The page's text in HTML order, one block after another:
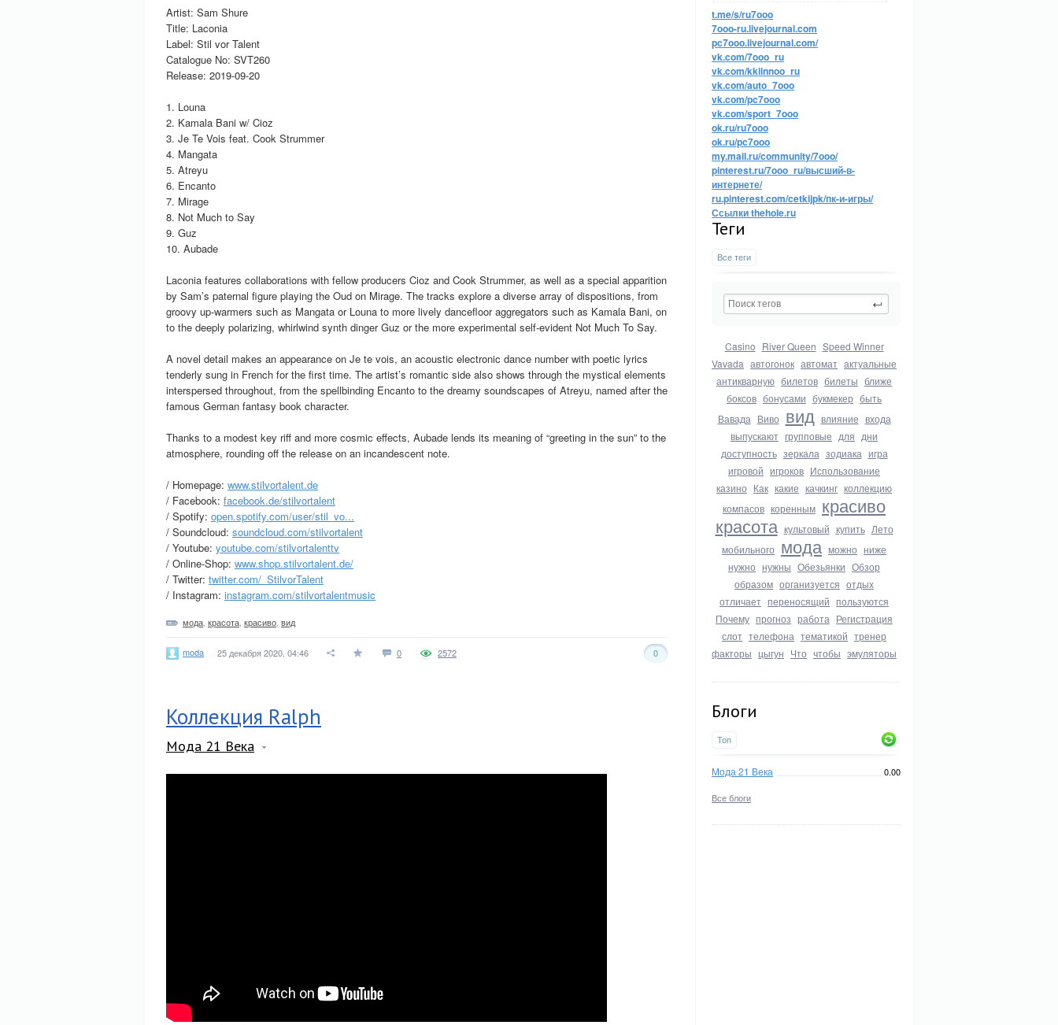
t.me/s/ru7ooo
7ooo-ru.livejournal.com
pc7ooo.livejournal.com/
vk.com/7ooo_ru
vk.com/kkiinnoo_ru
vk.com/auto_7ooo
vk.com/pc7ooo
vk.com/sport_7ooo
ok.ru/ru7ooo
ok.ru/pc7ooo
my.mail.ru/community/7ooo/
pinterest.ru/7ooo_ru/высший-в-
интернете/
ru.pinterest.com/cetkijpk/пк-и-игры/
Ссылки thehole.ru
Теги
Все теги
Casino River Queen Speed Winner
Vavada автогонок автомат актуальные
антикварную билетов билеты ближе
боксов бонусами букмекер быть
Вавада Виво вид влияние входа
выпускают групповые для дни
доступность зеркала зодиака игра
игровой игроков Использование
казино Как какие качкинг коллекцию
компасов коренным красиво
красота культовый купить Лето
мобильного мода можно ниже
нужно нужны Обезьянки Обзор
образом организуется отдых
отличает переносящий пользуются
Почему прогноз работа Регистрация
слот телефона тематикой тренер
факторы цыгун Что чтобы эмуляторы
Блоги
Топ
Мода 21 Века 0.00
Все блоги
Artist: Sam Shure
Title: Laconia
Label: Stil vor Talent
Catalogue No: SVT260
Release: 2019-09-20
1. Louna
2. Kamala Bani w/ Cioz
3. Je Te Vois feat. Cook Strummer
4. Mangata
5. Atreyu
6. Encanto
7. Mirage
8. Not Much to Say
9. Guz
10. Aubade
Laconia features collaborations with fellow producers Cioz and Cook Strummer, as well as a special apparition
by Sam’s paternal figure playing the Oud on Mirage. The tracks explore a diverse array of dispositions, from
groovy up-warmers such as Mangata or Louna to more lively dancefloor aggregators such as Kamala Bani, on
to the deeply polarizing, whirlwind synth dinger Guz or the more experimental self-evident Not Much To Say.
A novel detail makes an appearance on Je te vois, an acoustic electronic dance number with poetic lyrics
tenderly sung in French for the first time. The artist’s romantic side also shows through the mystical elements
interspersed throughout, from the spellbinding Encanto to the dreamy soundscapes of Atreyu, named after the
famous German fantasy book character.
Thanks to a modest key riff and more cosmic effects, Aubade lends its meaning of “greeting in the sun” to the
atmosphere, rounding off the release on an incandescent note.
/ Homepage: www.stilvortalent.de
/ Facebook: facebook.de/stilvortalent
/ Spotify: open.spotify.com/user/stil_vo...
/ Soundcloud: soundcloud.com/stilvortalent
/ Youtube: youtube.com/stilvortalenttv
/ Online-Shop: www.shop.stilvortalent.de/
/ Twitter: twitter.com/_StilvorTalent
/ Instagram: instagram.com/stilvortalentmusic
мода красота красиво вид
moda 25 декабря 2020, 04:46 0 0
2572
Коллекция Ralph
Мода 21 Века